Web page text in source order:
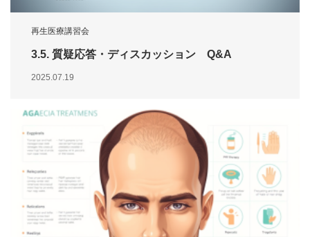
再生医療講習会
3.5. 質疑応答・ディスカッション Q&A
2025.07.19